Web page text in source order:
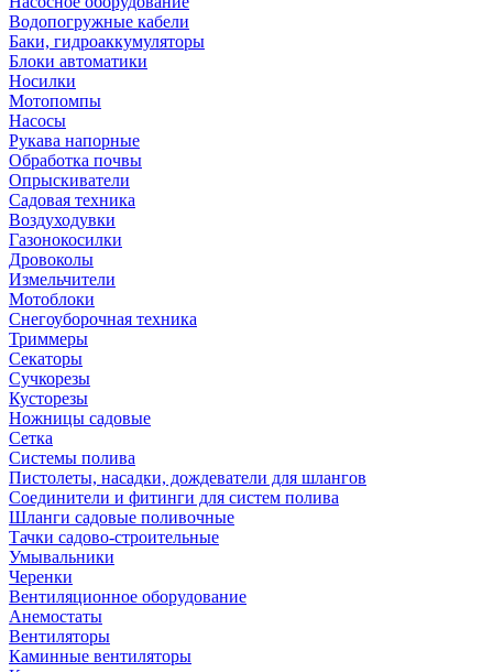
Водопогружные кабели
Баки, гидроаккумуляторы
Блоки автоматики
Носилки
Мотопомпы
Насосы
Рукава напорные
Обработка почвы
Опрыскиватели
Садовая техника
Воздуходувки
Газонокосилки
Дровоколы
Измельчители
Мотоблоки
Снегоуборочная техника
Триммеры
Секаторы
Сучкорезы
Кусторезы
Ножницы садовые
Сетка
Системы полива
Пистолеты, насадки, дождеватели для шлангов
Соединители и фитинги для систем полива
Шланги садовые поливочные
Тачки садово-строительные
Умывальники
Черенки
Вентиляционное оборудование
Анемостаты
Вентиляторы
Каминные вентиляторы